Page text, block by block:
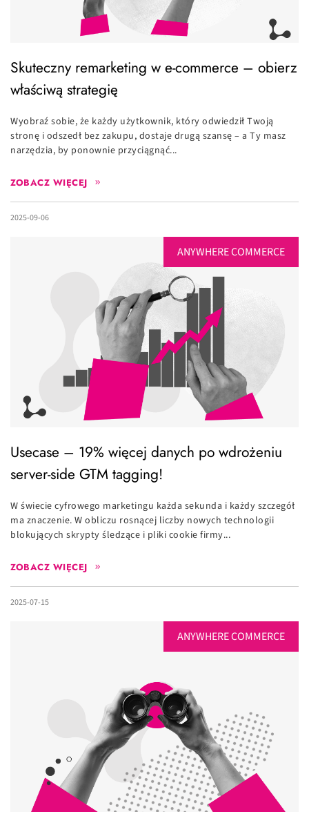
Skuteczny remarketing w e-commerce – obierz
właściwą strategię
Wyobraź sobie, że każdy użytkownik, który odwiedził Twoją
stronę i odszedł bez zakupu, dostaje drugą szansę – a Ty masz
narzędzia, by ponownie przyciągnąć...
ZOBACZ WIĘCEJ
2025-09-06
ANYWHERE COMMERCE
Usecase – 19% więcej danych po wdrożeniu
server-side GTM tagging!
W świecie cyfrowego marketingu każda sekunda i każdy szczegół
ma znaczenie. W obliczu rosnącej liczby nowych technologii
blokujących skrypty śledzące i pliki cookie firmy...
ZOBACZ WIĘCEJ
2025-07-15
ANYWHERE COMMERCE